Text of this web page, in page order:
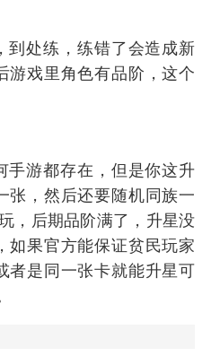
到处练，练错了会造成新
游戏里角色有品阶，这个
手游都存在，但是你这升
张，然后还要随机同族一
，后期品阶满了，升星没
如果官方能保证贫民玩家
者是同一张卡就能升星可